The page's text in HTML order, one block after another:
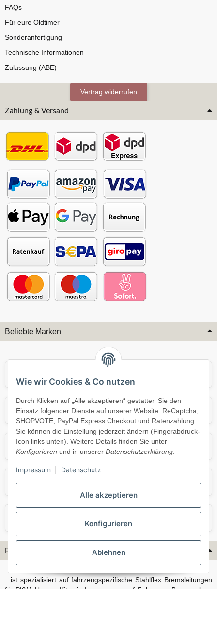
Alle akzeptieren
Konfigurieren
Ablehnen
Wie wir Cookies & Co nutzen
Durch Klicken auf „Alle akzeptieren“ gestatten Sie den
Einsatz folgender Dienste auf unserer Website: ReCaptcha,
SHOPVOTE, PayPal Express Checkout und Ratenzahlung.
Sie können die Einstellung jederzeit ändern (Fingerabdruck-
Icon links unten). Weitere Details finden Sie unter
Konfigurieren und in unserer Datenschutzerklärung.
Impressum Datenschutz
FAQs
Für eure Oldtimer
Sonderanfertigung
Technische Informationen
Zulassung (ABE)
Vertrag widerrufen
Zahlung & Versand
Beliebte Marken
Mercedes Mini
Opel Porsche
Skoda Smart
Flex-Hydraulik...
...ist spezialisiert auf fahrzeugspezifische Stahlflex Bremsleitungen
für PKW. Unsere Kits sind passgenau auf Fahrzeug, Bremsanlage